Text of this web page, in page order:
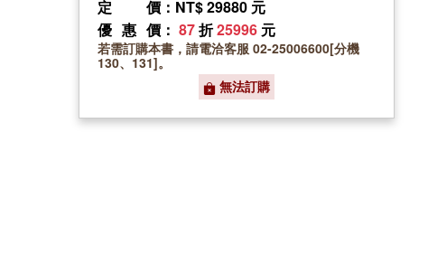
定價 ：NT$ 29880 元
優惠價 ： 87折25996 元
若需訂購本書，請電洽客服 02-25006600[分機
130、131]。
無法訂購